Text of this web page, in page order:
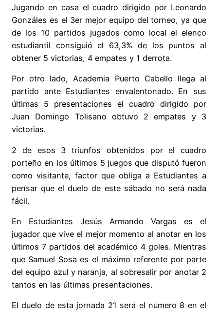
Jugando en casa el cuadro dirigido por Leonardo
Gonzáles es el 3er mejor equipo del torneo, ya que
de los 10 partidos jugados como local el elenco
estudiantil consiguió el 63,3% de los puntos al
obtener 5 victorias, 4 empates y 1 derrota.
Por otro lado, Academia Puerto Cabello llega al
partido ante Estudiantes envalentonado. En sus
últimas 5 presentaciones el cuadro dirigido por
Juan Domingo Tolisano obtuvo 2 empates y 3
victorias.
2 de esos 3 triunfos obtenidos por el cuadro
porteño en los últimos 5 juegos que disputó fueron
como visitante, factor que obliga a Estudiantes a
pensar que el duelo de este sábado no será nada
fácil.
En Estudiantes Jesús Armando Vargas es el
jugador que vive el mejor momento al anotar en los
últimos 7 partidos del académico 4 goles. Mientras
que Samuel Sosa es el máximo referente por parte
del equipo azul y naranja, al sobresalir por anotar 2
tantos en las últimas presentaciones.
El duelo de esta jornada 21 será el número 8 en el